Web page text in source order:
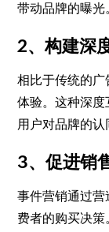
带动品牌的曝光
2、构建深
相比于传统的
体验。这种深
用户对品牌的认
3、促进销
事件营销通过
费者的购买决